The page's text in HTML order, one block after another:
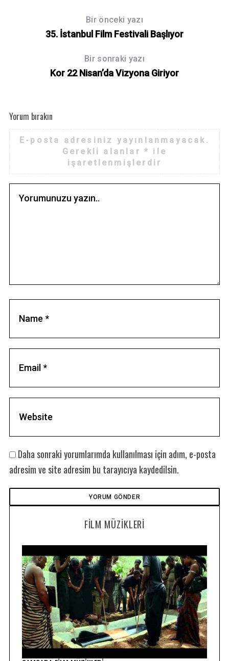
Bir önceki yazı
35. İstanbul Film Festivali Başlıyor
Bir sonraki yazı
Kor 22 Nisan’da Vizyona Giriyor
Yorum bırakın
E-posta adresiniz yayınlanmayacak.
Gerekli alanlar* ile
işaretlenmişlerdir
Daha sonraki yorumlarımda kullanılması için adım, e-posta
adresim ve site adresim bu tarayıcıya kaydedilsin.
FILM MÜZIKLERI
e
a
h